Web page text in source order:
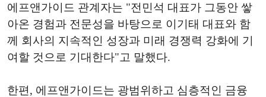
에프앤가이드 관계자는 "전민석 대표가 그동안 쌓
아온 경험과 전문성을 바탕으로 이기태 대표와 함
께 회사의 지속적인 성장과 미래 경쟁력 강화에 기
여할 것으로 기대한다"고 말했다.
한편, 에프앤가이드는 광범위하고 심층적인 금융